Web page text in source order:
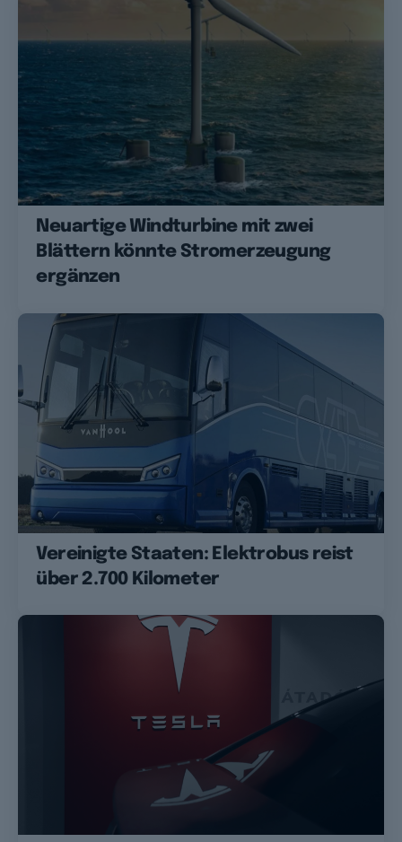
Neuartige Windturbine mit zwei
Blättern könnte Stromerzeugung
ergänzen
Vereinigte Staaten: Elektrobus reist
über 2.700 Kilometer